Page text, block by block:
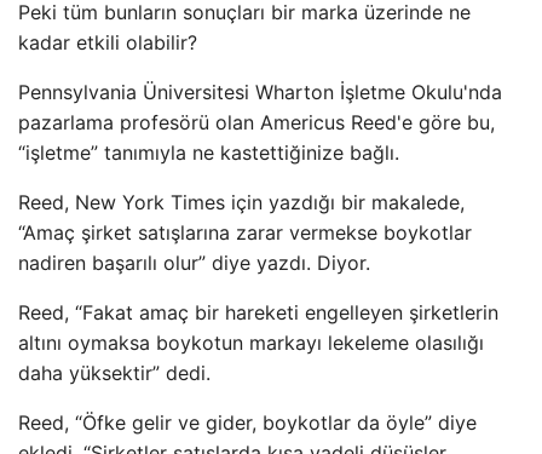
Peki tüm bunların sonuçları bir marka üzerinde ne
kadar etkili olabilir?
Pennsylvania Üniversitesi Wharton İşletme Okulu'nda
pazarlama profesörü olan Americus Reed'e göre bu,
“işletme” tanımıyla ne kastettiğinize bağlı.
Reed, New York Times için yazdığı bir makalede,
“Amaç şirket satışlarına zarar vermekse boykotlar
nadiren başarılı olur” diye yazdı. Diyor.
Reed, “Fakat amaç bir hareketi engelleyen şirketlerin
altını oymaksa boykotun markayı lekeleme olasılığı
daha yüksektir” dedi.
Reed, “Öfke gelir ve gider, boykotlar da öyle” diye